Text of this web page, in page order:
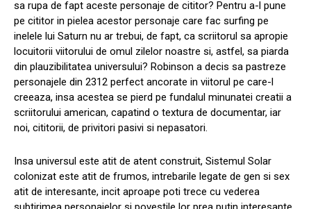
sa rupa de fapt aceste personaje de cititor? Pentru a-l pune
pe cititor in pielea acestor personaje care fac surfing pe
inelele lui Saturn nu ar trebui, de fapt, ca scriitorul sa apropie
locuitorii viitorului de omul zilelor noastre si, astfel, sa piarda
din plauzibilitatea universului? Robinson a decis sa pastreze
personajele din 2312 perfect ancorate in viitorul pe care-l
creeaza, insa acestea se pierd pe fundalul minunatei creatii a
scriitorului american, capatind o textura de documentar, iar
noi, cititorii, de privitori pasivi si nepasatori.
Insa universul este atit de atent construit, Sistemul Solar
colonizat este atit de frumos, intrebarile legate de gen si sex
atit de interesante, incit aproape poti trece cu vederea